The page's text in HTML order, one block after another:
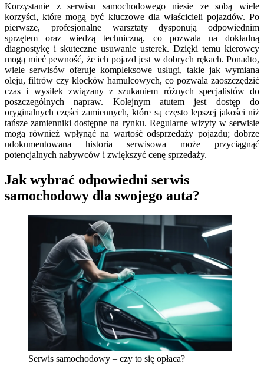
Korzystanie z serwisu samochodowego niesie ze sobą wiele
korzyści, które mogą być kluczowe dla właścicieli pojazdów. Po
pierwsze, profesjonalne warsztaty dysponują odpowiednim
sprzętem oraz wiedzą techniczną, co pozwala na dokładną
diagnostykę i skuteczne usuwanie usterek. Dzięki temu kierowcy
mogą mieć pewność, że ich pojazd jest w dobrych rękach. Ponadto,
wiele serwisów oferuje kompleksowe usługi, takie jak wymiana
oleju, filtrów czy klocków hamulcowych, co pozwala zaoszczędzić
czas i wysiłek związany z szukaniem różnych specjalistów do
poszczególnych napraw. Kolejnym atutem jest dostęp do
oryginalnych części zamiennych, które są często lepszej jakości niż
tańsze zamienniki dostępne na rynku. Regularne wizyty w serwisie
mogą również wpłynąć na wartość odsprzedaży pojazdu; dobrze
udokumentowana historia serwisowa może przyciągnąć
potencjalnych nabywców i zwiększyć cenę sprzedaży.
Jak wybrać odpowiedni serwis
samochodowy dla swojego auta?
Serwis samochodowy – czy to się opłaca?